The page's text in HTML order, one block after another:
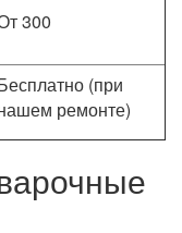
300
(при
ремонте)